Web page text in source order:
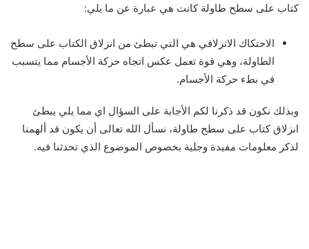
كتاب على سطح طاولة كانت هي عبارة عن ما يلي:
الاحتكاك الانزلاقي هي التي تبطئ من انزلاق الكتاب على سطح
الطاولة، وهي قوة تعمل عكس اتجاه حركة الأجسام مما يتسبب
في بطء حركة الأجسام.
وبذلك نكون قد ذكرنا لكم الأجابة على السؤال اي مما يلي يبطئ
انزلاق كتاب على سطح طاولة، نسأل الله تعالى أن يكون قد ألهمنا
لذكر معلومات مفيدة وجلية بخصوص الموضوع الذي تحدثنا فيه.